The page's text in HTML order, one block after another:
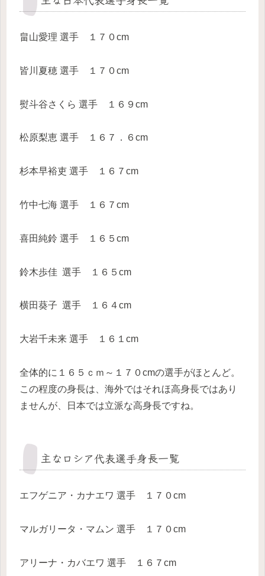
畠山愛理 選手 １７０cm
皆川夏穂 選手 １７０cm
熨斗谷さくら 選手 １６９cm
松原梨恵 選手 １６７．６cm
杉本早裕吏 選手 １６７cm
竹中七海 選手 １６７cm
喜田純鈴 選手 １６５cm
鈴木歩佳 選手 １６５cm
横田葵子 選手 １６４cm
大岩千未来 選手 １６１cm
全体的に１６５ｃｍ～１７０cmの選手がほとんど。
この程度の身長は、海外ではそれほ高身長ではあり
ませんが、日本では立派な高身長ですね。
主なロシア代表選手身長一覧
エフゲニア・カナエワ 選手 １７０cm
マルガリータ・マムン 選手 １７０cm
アリーナ・カバエワ 選手 １６７cm